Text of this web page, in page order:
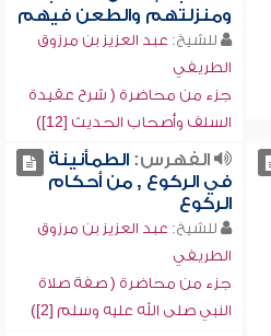
ومنزلتهم والطعن فيهم
للشيخ: عبد العزيز بن مرزوق
الطريفي
جزء من محاضرة ( شرح عقيدة
السلف وأصحاب الحديث [12])
الفهرس:الطمأنينة
في الركوع , من أحكام
الركوع
للشيخ: عبد العزيز بن مرزوق
الطريفي
جزء من محاضرة ( صفة صلاة
النبي صلى الله عليه وسلم [2])